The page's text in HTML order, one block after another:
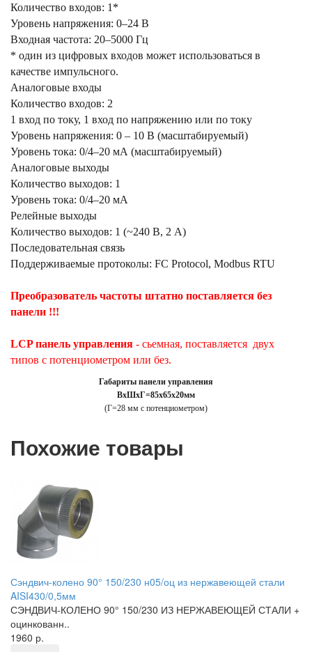
Количество входов: 1*
Уровень напряжения: 0–24 В
Входная частота: 20–5000 Гц
* один из цифровых входов может использоваться в
качестве импульсного.
Аналоговые входы
Количество входов: 2
1 вход по току, 1 вход по напряжению или по току
Уровень напряжения: 0 – 10 В (масштабируемый)
Уровень тока: 0/4–20 мА (масштабируемый)
Аналоговые выходы
Количество выходов: 1
Уровень тока: 0/4–20 мА
Релейные выходы
Количество выходов: 1 (~240 В, 2 A)
Последовательная связь
Поддерживаемые протоколы: FC Protocol, Modbus RTU
Преобразователь частоты штатно поставляется без
панели !!!
LCP панель управления - сьемная, поставляется двух
типов с потенциометром или без.
Габариты панели управления
ВхШхГ=85х65х20мм
(Г=28 мм с потенциометром)
Похожие товары
Сэндвич-колено 90° 150/230 н05/оц из нержавеющей стали
AISI430/0,5мм
СЭНДВИЧ-КОЛЕНО 90° 150/230 ИЗ НЕРЖАВЕЮЩЕЙ СТАЛИ +
оцинкованн..
1960 р.